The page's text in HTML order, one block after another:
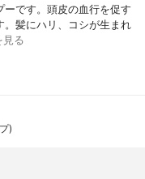
です。頭皮の血行を促す
。髪にハリ、コシが生まれ
見る
)